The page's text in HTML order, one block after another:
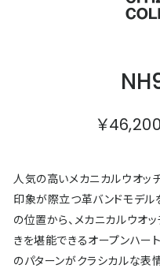
￥46,200
人気の高いメカニカルウオッ
印象が際立つ革バンドモデル
の位置から、メカニカルウオ
きを堪能できるオープンハー
のパターンがクラシカルな表